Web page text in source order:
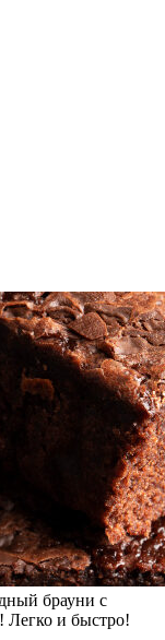
брауни с
и быстро!